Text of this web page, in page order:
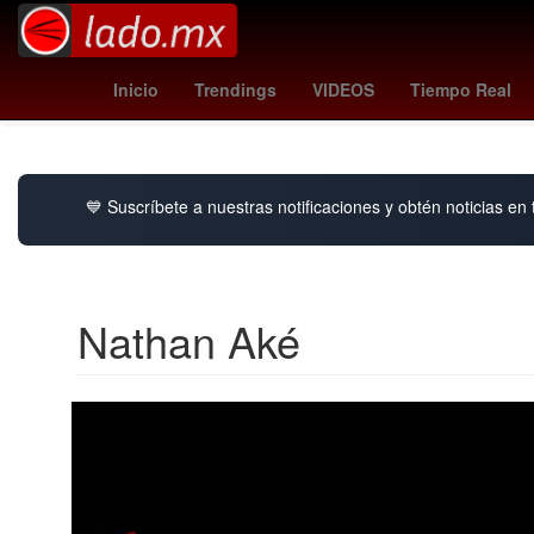
Inicio Trendings VIDEOS Tiempo Real
playoffs nfl 2026 justin tucker costco roscas de reyes
💙 Suscríbete a nuestras notificaciones y obtén noticias en
Nathan Aké